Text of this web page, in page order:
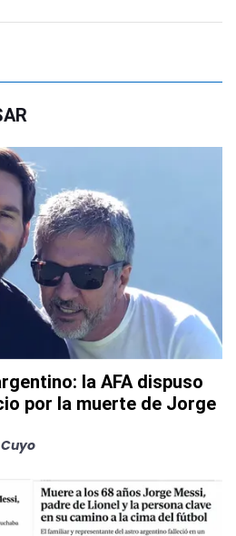
la AFA dispuso
por la muerte de Jorge